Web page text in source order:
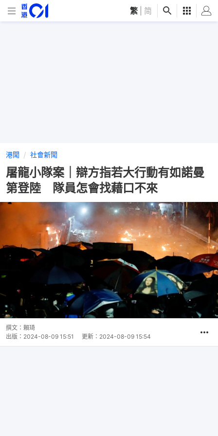
繁 简
港聞 社會新聞
屠龍小隊案｜辯方指若大行動有如諾曼
第登陸 隊員怎會找藉口不來
撰文： 賴琦
出版： 2024-08-09 15:51 更新： 2024-08-09 15:54